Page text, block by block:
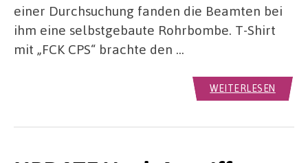
einer Durchsuchung fanden die Beamten bei
ihm eine selbstgebaute Rohrbombe. T-Shirt
mit „FCK CPS“ brachte den …
WEITERLESEN